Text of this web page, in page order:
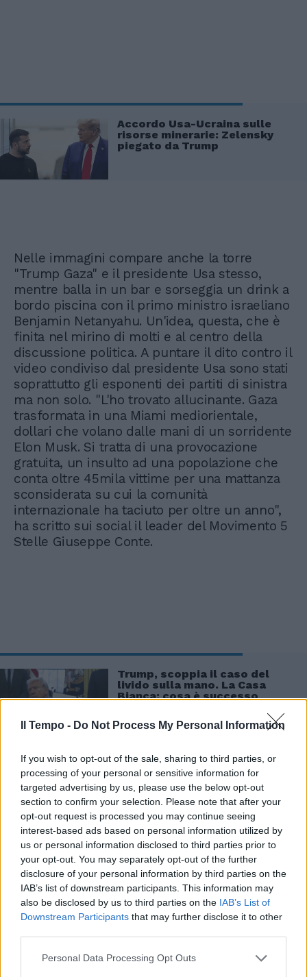
Il Tempo - Do Not Process My Personal Information
If you wish to opt-out of the sale, sharing to third parties, or
processing of your personal or sensitive information for
targeted advertising by us, please use the below opt-out
section to confirm your selection. Please note that after your
opt-out request is processed you may continue seeing
interest-based ads based on personal information utilized by
us or personal information disclosed to third parties prior to
your opt-out. You may separately opt-out of the further
disclosure of your personal information by third parties on the
IAB’s list of downstream participants. This information may
also be disclosed by us to third parties on the IAB’s List of
Downstream Participants that may further disclose it to other
Personal Data Processing Opt Outs
Accordo Usa-Ucraina sulle
risorse minerarie: Zelensky
piegato da Trump
Nelle immagini compare anche la torre
"Trump Gaza" e il presidente Usa stesso,
mentre balla in un bar e sorseggia un drink a
bordo piscina con il primo ministro israeliano
Benjamin Netanyahu. Un'idea, questa, che è
finita nel mirino di molti e al centro della
discussione politica. A puntare il dito contro il
video condiviso dal presidente Usa sono stati
soprattutto gli esponenti dei partiti di sinistra
ma non solo. "L'ho trovato allucinante. Gaza
trasformata in una Miami mediorientale,
dollari che volano dalle mani di un sorridente
Elon Musk. Si tratta di una provocazione
gratuita, un insulto ad una popolazione che
conta oltre 45mila vittime per una mattanza
sconsiderata su cui la comunità
internazionale ha taciuto per oltre un anno",
ha scritto sui social il leader del Movimento 5
Stelle Giuseppe Conte.
Trump, scoppia il caso del
livido sulla mano. La Casa
Bianca: cosa è successo
Il filmato è stato invece definito "uno schifo
puro, un’offesa violenta al popolo palestinese
e a una terra martoriata che gronda sangue"
da Angelo Bonelli, parlamentare di Avs e co-
portavoce di Europa Verde. In rete, però, uno
dei commenti che balzano agli occhi è quello
di Enrico Mentana. "È stupefacente,
provocatorio e vergognoso. Su quel territorio
è in corso una guerra. I sogni neocoloniali di
Donald Trump calpestano diritti e posizioni,